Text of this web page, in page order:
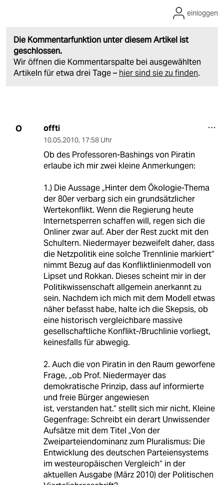
Die Kommentarfunktion unter diesem Artikel ist
geschlossen.
Wir öffnen die Kommentarspalte bei ausgewählten
Artikeln für etwa drei Tage – hier sind sie zu finden.
einloggen
O offti
10.05.2010, 17:58 Uhr
Ob des Professoren-Bashings von Piratin
erlaube ich mir zwei kleine Anmerkungen:
1.) Die Aussage „Hinter dem Ökologie-Thema
der 80er verbarg sich ein grundsätzlicher
Wertekonflikt. Wenn die Regierung heute
Internetsperren schaffen will, regen sich die
Onliner zwar auf. Aber der Rest zuckt mit den
Schultern. Niedermayer bezweifelt daher, dass
die Netzpolitik eine solche Trennlinie markiert“
nimmt Bezug auf das Konfliktlinienmodell von
Lipset und Rokkan. Dieses scheint mir in der
Politikwissenschaft allgemein anerkannt zu
sein. Nachdem ich mich mit dem Modell etwas
näher befasst habe, halte ich die Skepsis, ob
eine historisch vergleichbare massive
gesellschaftliche Konflikt-/Bruchlinie vorliegt,
keinesfalls für abwegig.
2. Auch die von Piratin in den Raum geworfene
Frage, „ob Prof. Niedermayer das
demokratische Prinzip, dass auf informierte
und freie Bürger angewiesen
ist, verstanden hat.“ stellt sich mir nicht. Kleine
Gegenfrage: Schreibt ein derart Unwissender
Aufsätze mit dem Titel „Von der
Zweiparteiendominanz zum Pluralismus: Die
Entwicklung des deutschen Parteiensystems
im westeuropäischen Vergleich“ in der
aktuellen Ausgabe (März 2010) der Politischen